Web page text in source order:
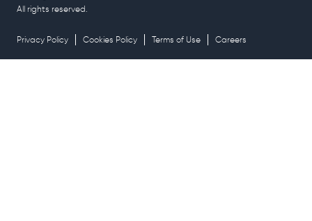
All rights reserved.
Privacy Policy Cookies Policy Terms of Use Careers